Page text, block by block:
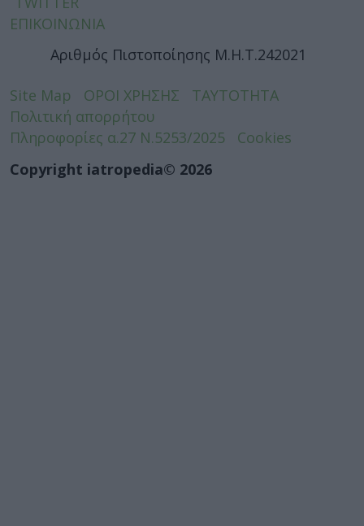
ΕΠΙΚΟΙΝΩΝΙΑ
Αριθμός Πιστοποίησης Μ.Η.Τ.242021
Site Map ΟΡΟΙ ΧΡΗΣΗΣ
ΤΑΥΤΟΤΗΤΑ
Πολιτική απορρήτου
Πληροφορίες α.27 Ν.5253/2025
Cookies
Copyright iatropedia© 2026